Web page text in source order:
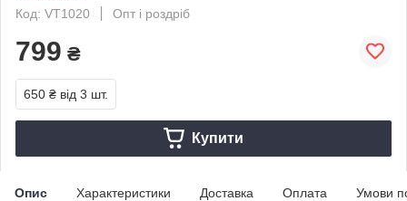
Код: VT1020
Опт і роздріб
799 ₴
650 ₴ від 3 шт.
Купити
Опис Характеристики Доставка Оплата Умови